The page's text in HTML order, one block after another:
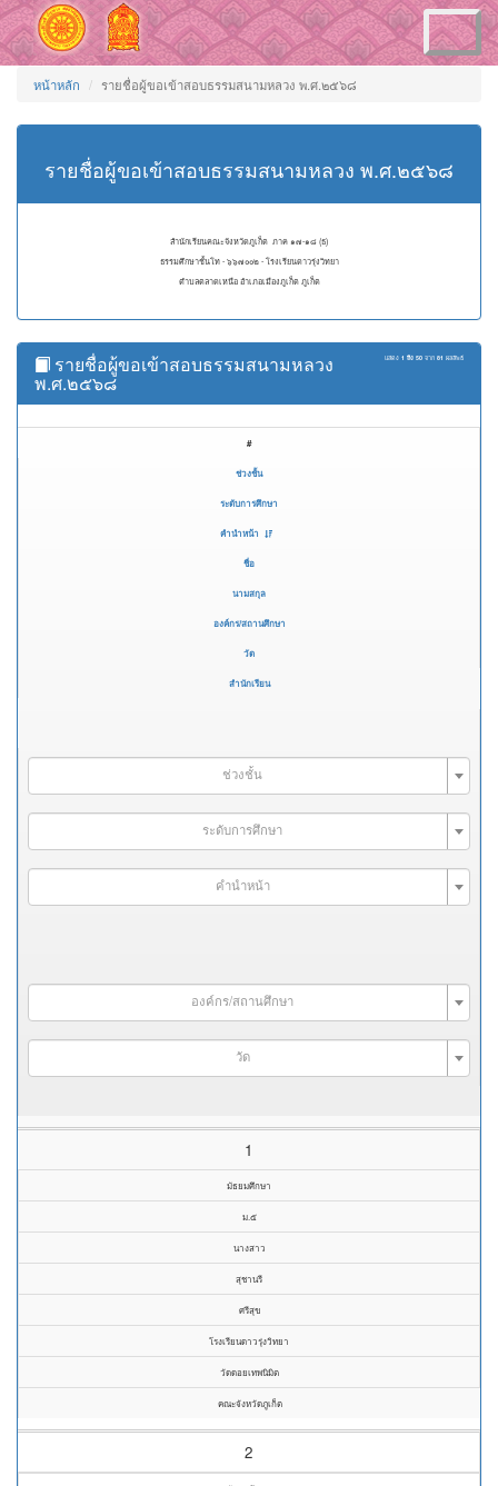
Toggle
navigation
หน้าหลัก รายชื่อผู้ขอเข้าสอบธรรมสนามหลวง พ.ศ.๒๕๖๘
รายชื่อผู้ขอเข้าสอบธรรมสนามหลวง พ.ศ.๒๕๖๘
สำนักเรียนคณะจังหวัดภูเก็ต ภาค ๑๗-๑๘ (ธ)
ธรรมศึกษาชั้นโท - ๖๖๗๐๐๒ - โรงเรียนดาวรุ่งวิทยา
ตำบลตลาดเหนือ อำเภอเมืองภูเก็ต ภูเก็ต
แสดง 1 ถึง 50 จาก 81 ผลลัพธ์
รายชื่อผู้ขอเข้าสอบธรรมสนามหลวง
พ.ศ.๒๕๖๘
#
ช่วงชั้น
ระดับการศึกษา
คำนำหน้า
ชื่อ
นามสกุล
องค์กร/สถานศึกษา
วัด
สำนักเรียน
ช่วงชั้น
ระดับการศึกษา
คำนำหน้า
องค์กร/สถานศึกษา
วัด
1
มัธยมศึกษา
ม.๕
นางสาว
สุชานรี
ศรีสุข
โรงเรียนดาวรุ่งวิทยา
วัดดอยเทพนิมิต
คณะจังหวัดภูเก็ต
2